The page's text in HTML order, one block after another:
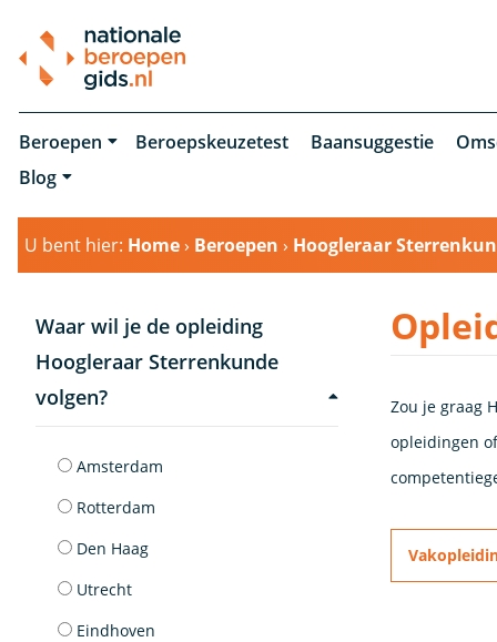
Beroepen Beroepskeuzetest Baansuggestie
Blog
U bent hier: Home› Beroepen › Hoogleraar
Waar wil je de opleiding
Hoogleraar Sterrenkunde
volgen?
Amsterdam
Rotterdam
Den Haag
Utrecht
Eindhoven
Zou je graag
opleidingen